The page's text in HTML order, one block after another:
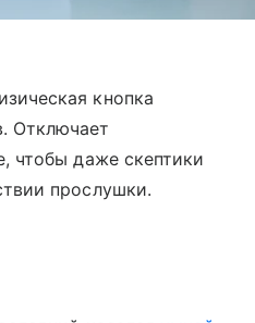
кнопка
Отключает
чтобы даже скептики
прослушки.